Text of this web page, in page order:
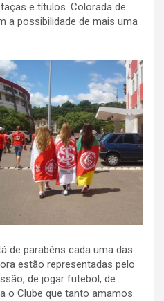
e títulos. Colorada de
a possibilidade de mais uma
de parabéns cada uma das
estão representadas pelo
de jogar futebol, de
o Clube que tanto amamos.